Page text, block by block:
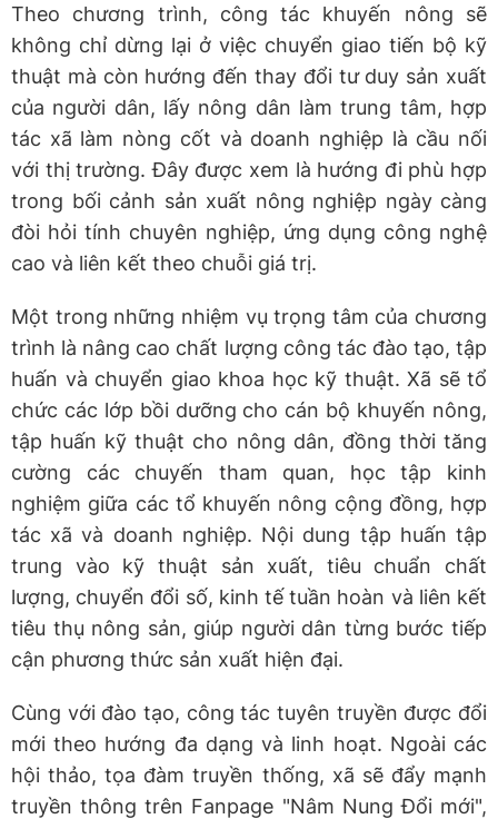
Theo chương trình, công tác khuyến nông sẽ
không chỉ dừng lại ở việc chuyển giao tiến bộ kỹ
thuật mà còn hướng đến thay đổi tư duy sản xuất
của người dân, lấy nông dân làm trung tâm, hợp
tác xã làm nòng cốt và doanh nghiệp là cầu nối
với thị trường. Đây được xem là hướng đi phù hợp
trong bối cảnh sản xuất nông nghiệp ngày càng
đòi hỏi tính chuyên nghiệp, ứng dụng công nghệ
cao và liên kết theo chuỗi giá trị.
Một trong những nhiệm vụ trọng tâm của chương
trình là nâng cao chất lượng công tác đào tạo, tập
huấn và chuyển giao khoa học kỹ thuật. Xã sẽ tổ
chức các lớp bồi dưỡng cho cán bộ khuyến nông,
tập huấn kỹ thuật cho nông dân, đồng thời tăng
cường các chuyến tham quan, học tập kinh
nghiệm giữa các tổ khuyến nông cộng đồng, hợp
tác xã và doanh nghiệp. Nội dung tập huấn tập
trung vào kỹ thuật sản xuất, tiêu chuẩn chất
lượng, chuyển đổi số, kinh tế tuần hoàn và liên kết
tiêu thụ nông sản, giúp người dân từng bước tiếp
cận phương thức sản xuất hiện đại.
Cùng với đào tạo, công tác tuyên truyền được đổi
mới theo hướng đa dạng và linh hoạt. Ngoài các
hội thảo, tọa đàm truyền thống, xã sẽ đẩy mạnh
truyền thông trên Fanpage "Nâm Nung Đổi mới",